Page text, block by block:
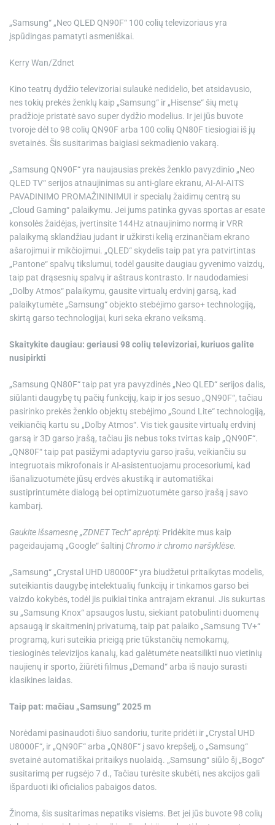
„Samsung“ „Neo QLED QN90F“ 100 colių televizoriaus yra
įspūdingas pamatyti asmeniškai.
Kerry Wan/Zdnet
Kino teatrų dydžio televizoriai sulaukė nedidelio, bet atsidavusio,
nes tokių prekės ženklų kaip „Samsung“ ir „Hisense“ šių metų
pradžioje pristatė savo super dydžio modelius. Ir jei jūs buvote
tvoroje dėl to98 colių QN90F arba 100 colių QN80Ftiesiogiai iš jų
svetainės. Šis susitarimas baigiasi sekmadienio vakarą.
„Samsung QN90F“ yra naujausias prekės ženklo pavyzdinio „Neo
QLED TV“ serijos atnaujinimas su anti-glare ekranu, AI-AI-AITS
PAVADINIMO PROMAŽININIMUI ir specialų žaidimų centrą su
„Cloud Gaming“ palaikymu. Jei jums patinka gyvas sportas ar esate
konsolės žaidėjas, įvertinsite 144Hz atnaujinimo normą ir VRR
palaikymą sklandžiau judant ir užkirsti kelią erzinančiam ekrano
ašarojimui ir mikčiojimui. „QLED“ skydelis taip pat yra patvirtintas
„Pantone“ spalvų tikslumui, todėl gausite daugiau gyvenimo vaizdų,
taip pat drąsesnių spalvų ir aštraus kontrasto. Ir naudodamiesi
„Dolby Atmos“ palaikymu, gausite virtualų erdvinį garsą, kad
palaikytumėte „Samsung“ objekto stebėjimo garso+ technologiją,
skirtą garso technologijai, kuri seka ekrano veiksmą.
Skaitykite daugiau: geriausi 98 colių televizoriai, kuriuos galite
nusipirkti
„Samsung QN80F“ taip pat yra pavyzdinės „Neo QLED“ serijos dalis,
siūlanti daugybę tų pačių funkcijų, kaip ir jos sesuo „QN90F“, tačiau
pasirinko prekės ženklo objektų stebėjimo „Sound Lite“ technologiją,
veikiančią kartu su „Dolby Atmos“. Vis tiek gausite virtualų erdvinį
garsą ir 3D garso įrašą, tačiau jis nebus toks tvirtas kaip „QN90F“.
„QN80F“ taip pat pasižymi adaptyviu garso įrašu, veikiančiu su
integruotais mikrofonais ir AI-asistentuojamu procesoriumi, kad
išanalizuotumėte jūsų erdvės akustiką ir automatiškai
sustiprintumėte dialogą bei optimizuotumėte garso įrašą į savo
kambarį.
Gaukite išsamesnę „ZDNET Tech“ aprėptį: Pridėkite mus kaip
pageidaujamą „Google“ šaltinį Chromo ir chromo naršyklėse.
„Samsung“ „Crystal UHD U8000F“yra biudžetui pritaikytas modelis,
suteikiantis daugybę intelektualių funkcijų ir tinkamos garso bei
vaizdo kokybės, todėl jis puikiai tinka antrajam ekranui. Jis sukurtas
su „Samsung Knox“ apsaugos lustu, siekiant patobulinti duomenų
apsaugą ir skaitmeninį privatumą, taip pat palaiko „Samsung TV+“
programą, kuri suteikia prieigą prie tūkstančių nemokamų,
tiesioginės televizijos kanalų, kad galėtumėte neatsilikti nuo vietinių
naujienų ir sporto, žiūrėti filmus „Demand“ arba iš naujo surasti
klasikines laidas.
Taip pat: mačiau „Samsung“ 2025 m
Norėdami pasinaudoti šiuo sandoriu, turite pridėti ir „Crystal UHD
U8000F“, ir „QN90F“ arba „QN80F“ į savo krepšelį, o „Samsung“
svetainė automatiškai pritaikys nuolaidą. „Samsung“ siūlo šį „Bogo“
susitarimą per rugsėjo 7 d., Tačiau turėsite skubėti, nes akcijos gali
išparduoti iki oficialios pabaigos datos.
Žinoma, šis susitarimas nepatiks visiems. Bet jei jūs buvote 98 colių